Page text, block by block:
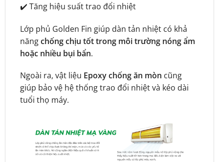
✔️ Tăng hiệu suất trao đổi nhiệt
Lớp phủ Golden Fin giúp dàn tản nhiệt có khả
năngchống chịu tốt trong môi trường nóng ẩm
hoặc nhiều bụi bẩn.
Ngoài ra, vật liệu Epoxy chống ăn mòn cũng
giúp bảo vệ hệ thống trao đổi nhiệt và kéo dài
tuổi thọ máy.